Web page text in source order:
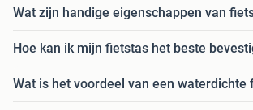
Wat zijn handige eigenschappen van
Hoe kan ik mijn fietstas het beste
Wat is het voordeel van een waterdichte